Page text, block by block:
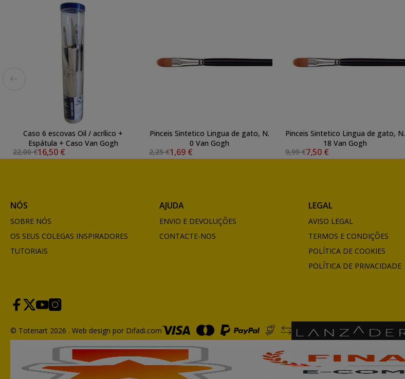
Caso 6 escovas Oil / acrílico +
Espátula + Caso Van Gogh
22,00 €16,50 €
Pinceis Sintetico Lingua de gato, N.
0 Van Gogh
2,25 €1,69 €
Pinceis Sintetico Lingua de gato, N.
18 Van Gogh
9,99 €7,50 €
NÓS
SOBRE NÓS
OS SEUS COLEGAS INSPIRADORES
TUTORIAIS
AJUDA
ENVIO E DEVOLUÇÕES
CONTACTE-NOS
LEGAL
AVISO LEGAL
TERMOS E CONDIÇÕES
POLÍTICA DE COOKIES
POLÍTICA DE PRIVACIDADE
© Totenart 2026 . Web design por Difadi.com